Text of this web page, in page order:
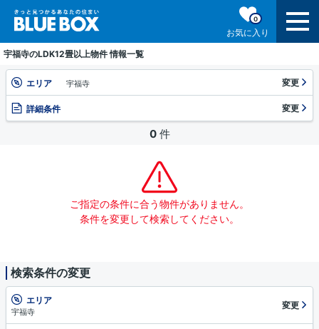
お気に入り
0
宇福寺のLDK12畳以上物件 情報一覧
エリア 宇福寺 変更
詳細条件 変更
0 件
ご指定の条件に合う物件がありません。
条件を変更して検索してください。
検索条件の変更
エリア
宇福寺
変更